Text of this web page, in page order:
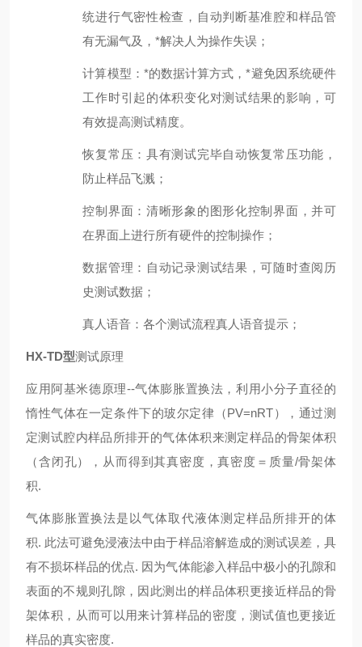
统进行气密性检查，自动判断基准腔和样品管
有无漏气及，*解决人为操作失误；
计算模型：*的数据计算方式，*避免因系统硬件
工作时引起的体积变化对测试结果的影响，可
有效提高测试精度。
恢复常压：具有测试完毕自动恢复常压功能，
防止样品飞溅；
控制界面：清晰形象的图形化控制界面，并可
在界面上进行所有硬件的控制操作；
数据管理：自动记录测试结果，可随时查阅历
史测试数据；
真人语音：各个测试流程真人语音提示；
HX-TD型测试原理
应用阿基米德原理--气体膨胀置换法，利用小分子直径的
惰性气体在一定条件下的玻尔定律（PV=nRT），通过测
定测试腔内样品所排开的气体体积来测定样品的骨架体积
（含闭孔），从而得到其真密度，真密度＝质量/骨架体
积.
气体膨胀置换法是以气体取代液体测定样品所排开的体
积. 此法可避免浸液法中由于样品溶解造成的测试误差，具
有不损坏样品的优点. 因为气体能渗入样品中极小的孔隙和
表面的不规则孔隙，因此测出的样品体积更接近样品的骨
架体积，从而可以用来计算样品的密度，测试值也更接近
样品的真实密度.